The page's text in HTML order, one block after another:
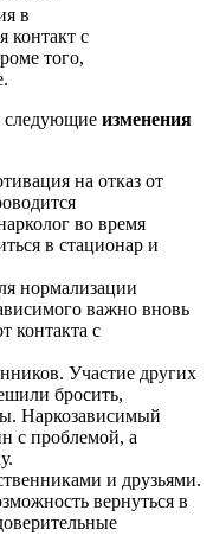
в
контакт с
того,
следующие изменения
на отказ от
во время
в стационар и
нормализации
важно вновь
контакта с
Участие других
бросить,
Наркозависимый
с проблемой, а
и друзьями.
вернуться в